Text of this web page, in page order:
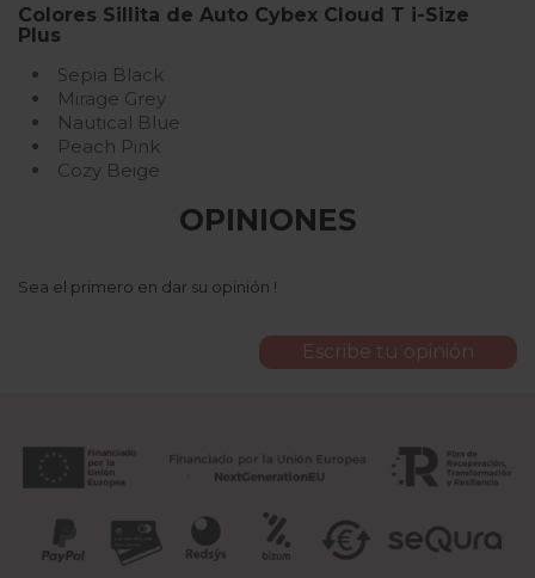
Colores Sillita de Auto Cybex Cloud T i-Size
Plus
Sepia Black
Mirage Grey
Nautical Blue
Peach Pink
Cozy Beige
OPINIONES
Sea el primero en dar su opinión !
Escribe tu opinión